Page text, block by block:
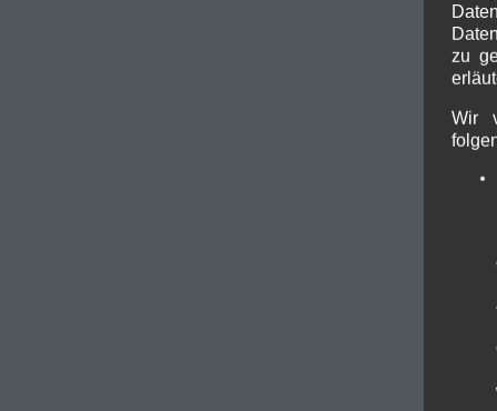
zu
Wir